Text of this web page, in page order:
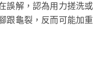
誤解，認為用力搓洗或
跟龜裂，反而可能加重